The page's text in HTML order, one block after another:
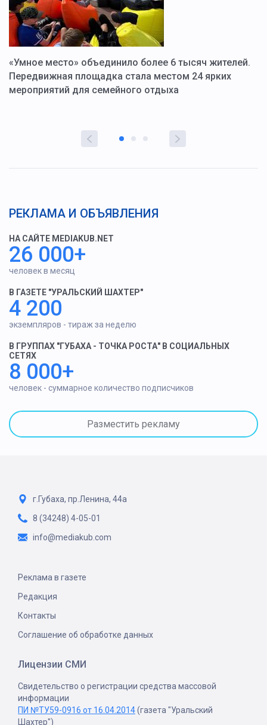
«Умное место» объединило более 6 тысяч жителей.
Передвижная площадка стала местом 24 ярких
мероприятий для семейного отдыха
РЕКЛАМА И ОБЪЯВЛЕНИЯ
НА САЙТЕ MEDIAKUB.NET
26 000+
человек в месяц
В ГАЗЕТЕ "УРАЛЬСКИЙ ШАХТЕР"
4 200
экземпляров - тираж за неделю
В ГРУППАХ "ГУБАХА - ТОЧКА РОСТА" В СОЦИАЛЬНЫХ
СЕТЯХ
8 000+
человек - суммарное количество подписчиков
Разместить рекламу
г.Губаха, пр.Ленина, 44а
8 (34248) 4-05-01
info@mediakub.com
Реклама в газете
Редакция
Контакты
Соглашение об обработке данных
Лицензии СМИ
Свидетельство о регистрации средства массовой
информации
ПИ №ТУ59-0916 от 16.04.2014(газета "Уральский
Шахтер")